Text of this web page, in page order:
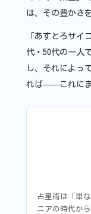
は、その豊かさ
「あすとろサイ
代・50代の一人
し、それによっ
れば——これにま
占星術は「単
ニアの時代か